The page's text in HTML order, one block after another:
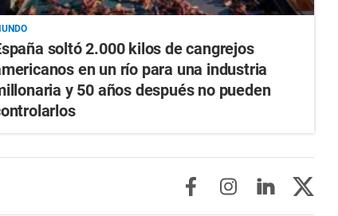
soltó 2.000 kilos de cangrejos
en un río para una industria
y 50 años después no pueden